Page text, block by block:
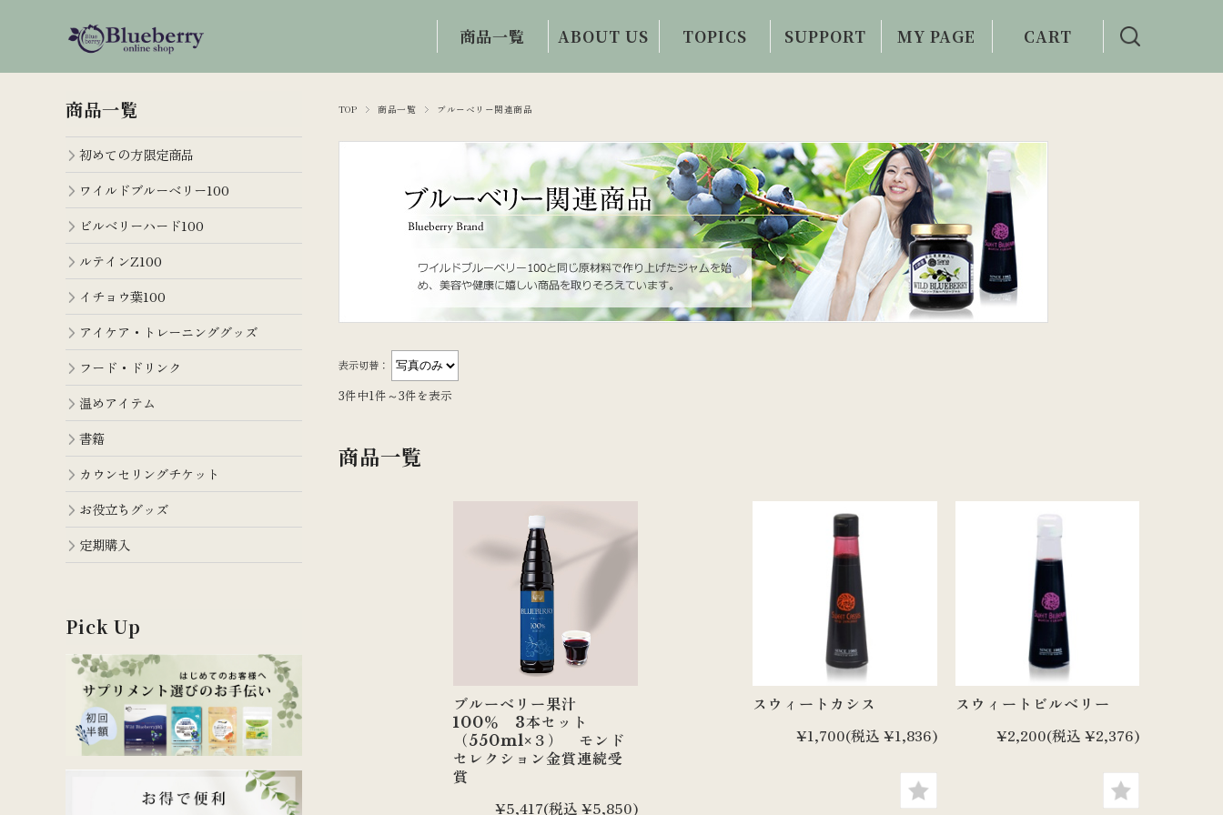
商品一覧
商品
ワイルドブルー
ベリー100
ビルベリーハー
ド100
ルテインZ100
イチョウ葉100
アイケア・トレ
ーニンググッズ
カウンセリング
お役立ちグッズ
ABOUT US
誕生秘話
ビジョンサロン
との連携
TOPICS
お客様の声
アイケアコラム
視力回復への提
案・提供
SUPPORT MY PAGE CART
TOP 商品一覧 ブルーベリー関連商品
表示切替：
3件中1件～3件を表示
商品一覧
ブルーベリー果汁
100％ 3本セット
（550ml×３） モンド
セレクション金賞連続受
賞
¥5,417(税込 ¥5,850)
スウィートカシス
¥1,700(税込 ¥1,836)
スウィートビルベリー
¥2,200(税込 ¥2,376)
商品一覧
初めての方限定商品
ワイルドブルーベリー100
ビルベリーハード100
ルテインZ100
イチョウ葉100
アイケア・トレーニンググッズ
フード・ドリンク
温めアイテム
書籍
カウンセリングチケット
お役立ちグッズ
定期購入
Pick Up